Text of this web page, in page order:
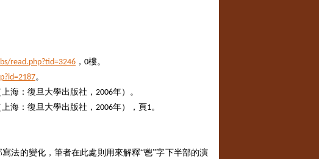
read.php?tid=3246 ， 0樓。
。
海：復旦大學出版社， 2006年）。
海：復旦大學出版社， 2006年），頁 1。
寫法的變化，筆者在此處則用來解釋“鬯”字下半部的演